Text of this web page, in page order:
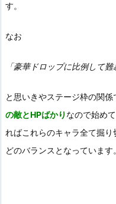
す。
なお
「豪華ドロップに比例して
と思いきやステージ枠の関係
の敵とHPばかり なので始め
ればこれらのキャラ全て掘
どのバランスとなっています。